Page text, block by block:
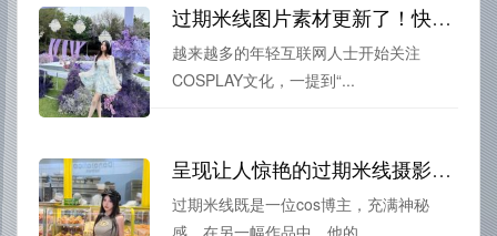
过期米线图片素材更新了！快来看最新cos照片
越来越多的年轻互联网人士开始关注
COSPLAY文化，一提到“...
呈现让人惊艳的过期米线摄影作品
过期米线既是一位cos博主，充满神秘
感，在另一幅作品中。他的...